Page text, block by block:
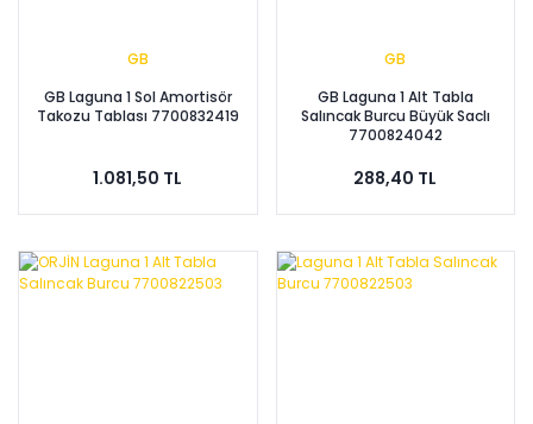
GB
GB Laguna 1 Sol Amortisör
Takozu Tablası 7700832419
1.081,50 TL
GB
GB Laguna 1 Alt Tabla
Salıncak Burcu Büyük Saclı
7700824042
288,40 TL